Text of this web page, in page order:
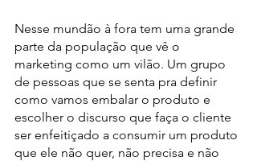
Nesse mundão à fora tem uma grande
parte da população que vê o
marketing como um vilão. Um grupo
de pessoas que se senta pra definir
como vamos embalar o produto e
escolher o discurso que faça o cliente
ser enfeitiçado a consumir um produto
que ele não quer, não precisa e não